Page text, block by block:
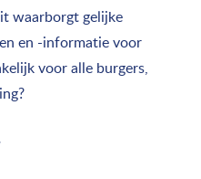
waarborgt gelijke
en -informatie voor
voor alle burgers,